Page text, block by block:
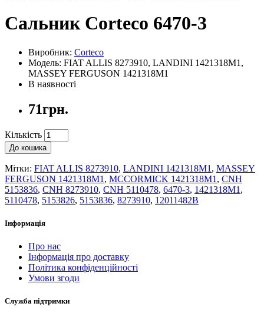
Сальник Corteco 6470-3
Виробник: Corteco
Модель: FIAT ALLIS 8273910, LANDINI 1421318M1,
MASSEY FERGUSON 1421318M1
В наявності
71грн.
Кількість
До кошика
Мітки: FIAT ALLIS 8273910, LANDINI 1421318M1 , MASSEY
FERGUSON 1421318M1 , MCCORMICK 1421318M1 , CNH
5153836, CNH 8273910, CNH 5110478, 6470-3, 1421318M1 ,
5110478, 5153826, 5153836, 8273910, 12011482B
Інформація
Про нас
Інформація про доставку
Політика конфіденційності
Умови згоди
Служба підтримки